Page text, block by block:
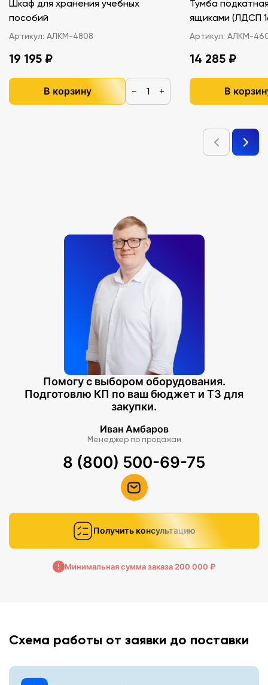
Шкаф для хранения учебных
пособий
Артикул: АЛКМ-4808
19 195 ₽
В корзину − +
Тумба
ящиками
Артикул: АЛКМ-
14 285 ₽
В
Помогу с выбором оборудования.
Подготовлю КП по ваш бюджет и ТЗ для
закупки.
Иван Амбаров
Менеджер по продажам
8 (800) 500-69-75
Получить консультацию
Минимальная сумма заказа 200 000 ₽
Схема работы от заявки до поставки